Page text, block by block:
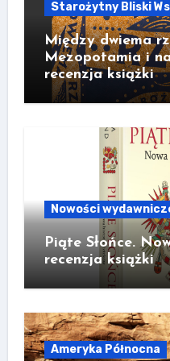
Starożytny Bliski
Między dwiema
Mezopotamia i
recenzja książki
Nowości
Piąte Słońce.
recenzja książki
Ameryka Północna